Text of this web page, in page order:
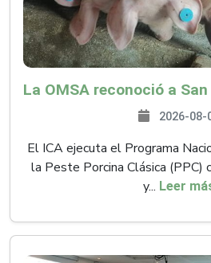
2026-08-
El ICA ejecuta el Programa
la Peste Porcina Clásica (PPC)
y... Leer